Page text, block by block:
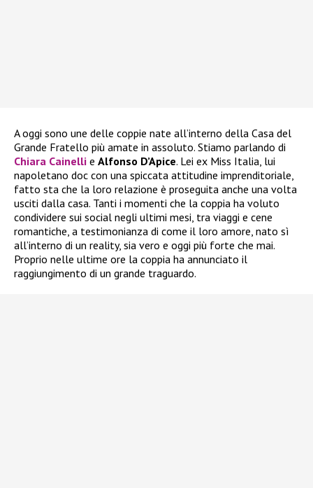
A oggi sono une delle coppie nate all’interno della Casa del
Grande Fratello più amate in assoluto. Stiamo parlando di
Chiara Cainelli e Alfonso D’Apice. Lei ex Miss Italia, lui
napoletano doc con una spiccata attitudine imprenditoriale,
fatto sta che la loro relazione è proseguita anche una volta
usciti dalla casa. Tanti i momenti che la coppia ha voluto
condividere sui social negli ultimi mesi, tra viaggi e cene
romantiche, a testimonianza di come il loro amore, nato sì
all’interno di un reality, sia vero e oggi più forte che mai.
Proprio nelle ultime ore la coppia ha annunciato il
raggiungimento di un grande traguardo.